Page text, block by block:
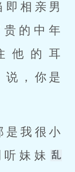
相亲男
的中年
他的耳
说，你是
妹妹